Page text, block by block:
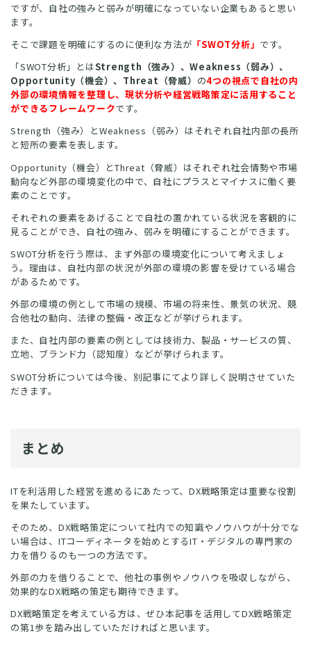
ですが、自社の強みと弱みが明確になっていない企業もあると思い
ます。
そこで課題を明確にするのに便利な方法が 「SWOT分析」 です。
「SWOT分析」とはStrength（強み）、Weakness（弱み）、
Opportunity（機会）、Threat（脅威） の4つの視点で自社の内
外部の環境情報を整理し、現状分析や経営戦略策定に活用すること
ができるフレームワークです。
Strength（強み）とWeakness（弱み）はそれぞれ自社内部の長所
と短所の要素を表します。
Opportunity（機会）とThreat（脅威）はそれぞれ社会情勢や市場
動向など外部の環境変化の中で、自社にプラスとマイナスに働く要
素のことです。
それぞれの要素をあげることで自社の置かれている状況を客観的に
見ることができ、自社の強み、弱みを明確にすることができます。
SWOT分析を行う際は、まず外部の環境変化について考えましょ
う。理由は、自社内部の状況が外部の環境の影響を受けている場合
があるためです。
外部の環境の例として市場の規模、市場の将来性、景気の状況、競
合他社の動向、法律の整備・改正などが挙げられます。
また、自社内部の要素の例としては技術力、製品・サービスの質、
立地、ブランド力（認知度）などが挙げられます。
SWOT分析については今後、別記事にてより詳しく説明させていた
だきます。
まとめ
ITを利活用した経営を進めるにあたって、DX戦略策定は重要な役割
を果たしています。
そのため、DX戦略策定について社内での知識やノウハウが十分でな
い場合は、ITコーディネータを始めとするIT・デジタルの専門家の
力を借りるのも一つの方法です。
外部の力を借りることで、他社の事例やノウハウを吸収しながら、
効果的なDX戦略の策定も期待できます。
DX戦略策定を考えている方は、ぜひ本記事を活用してDX戦略策定
の第1歩を踏み出していただければと思います。